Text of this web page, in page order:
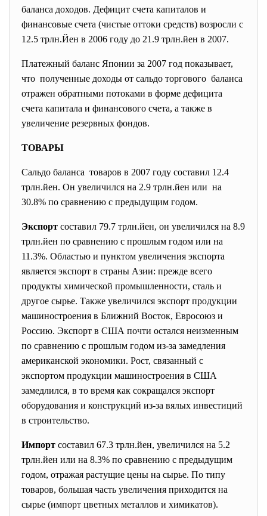
баланса доходов. Дефицит счета капиталов и
финансовые счета (чистые оттоки средств) возросли с
12.5 трлн.Йен в 2006 году до 21.9 трлн.йен в 2007.
Платежный баланс Японии за 2007 год показывает,
что полученные доходы от сальдо торгового баланса
отражен обратными потоками в форме дефицита
счета капитала и финансового счета, а также в
увеличение резервных фондов.
ТОВАРЫ
Сальдо баланса товаров в 2007 году составил 12.4
трлн.йен. Он увеличился на 2.9 трлн.йен или на
30.8% по сравнению с предыдущим годом.
Экспорт составил 79.7 трлн.йен, он увеличился на 8.9
трлн.йен по сравнению с прошлым годом или на
11.3%. Областью и пунктом увеличения экспорта
является экспорт в страны Азии: прежде всего
продукты химической промышленности, сталь и
другое сырье. Также увеличился экспорт продукции
машиностроения в Ближний Восток, Евросоюз и
Россию. Экспорт в США почти остался неизменным
по сравнению с прошлым годом из-за замедления
американской экономики. Рост, связанный с
экспортом продукции машиностроения в США
замедлился, в то время как сокращался экспорт
оборудования и конструкций из-за вялых инвестиций
в строительство.
Импорт составил 67.3 трлн.йен, увеличился на 5.2
трлн.йен или на 8.3% по сравнению с предыдущим
годом, отражая растущие цены на сырье. По типу
товаров, большая часть увеличения приходится на
сырье (импорт цветных металлов и химикатов).